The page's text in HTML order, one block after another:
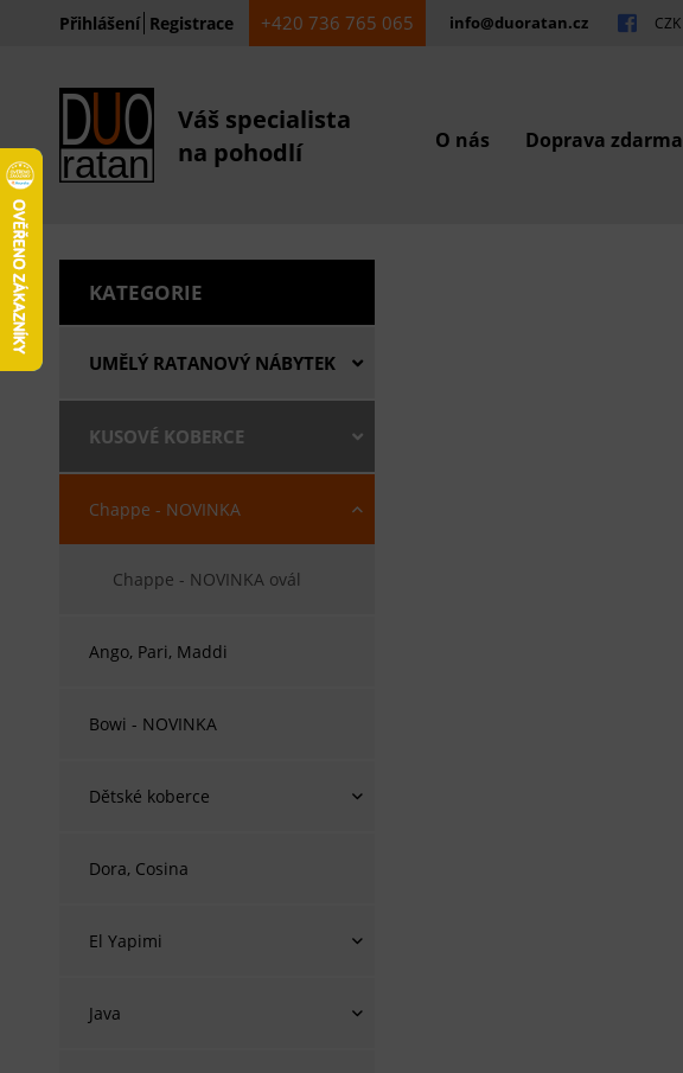
Přihlášení Registrace +420 736 765 065 info@duoratan.cz CZK
Váš specialista
na pohodlí
O nás Doprava zdarma
KATEGORIE
UMĚLÝ RATANOVÝ NÁBYTEK
KUSOVÉ KOBERCE
Chappe - NOVINKA
Chappe - NOVINKA ovál
Ango, Pari, Maddi
Bowi - NOVINKA
Dětské koberce
Dora, Cosina
El Yapimi
Java